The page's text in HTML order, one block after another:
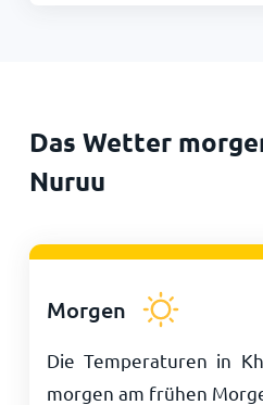
Das Wetter
Nuruu
Morgen
Die Temperaturen in
morgen am frühen